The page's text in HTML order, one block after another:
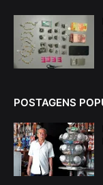
POSTAGENS